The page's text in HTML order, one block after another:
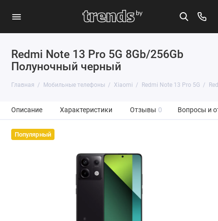
Redmi Note 13 Pro 5G 8Gb/256Gb
Полуночный черный
Главная Мобильные телефоны Xiaomi Redmi Note 13 Pro 5G
Описание Характеристики Отзывы 0 Вопросы и
Популярный